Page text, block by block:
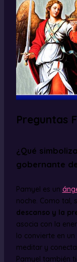
Preguntas
¿Qué
gobernante
Pamyel es un
noche. Como tal,
descanso y la
asocia con la
lo convierte en
meditar y
Pamyel también